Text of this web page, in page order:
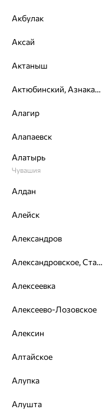
17.5
Калькулятор размера
от 22 674
4 платежа по 5 669 с
Нужна
Вес:1.8 — 1.87
Акбулак
Аксай
Актаныш
Актюбинский, Азнакаевский район
Алагир
Алапаевск
Алатырь
Чувашия
Алдан
Алейск
Александров
Александровское, Ставропольский край
Алексеевка
Алексеево-Лозовское
Алексин
Алтайское
Алупка
Алушта